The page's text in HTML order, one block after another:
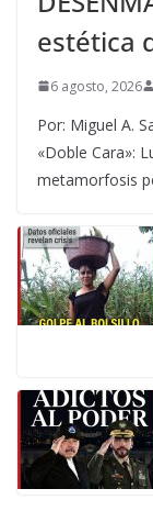
estética
6 agosto, 2026
Por: Miguel A.
«Doble Cara»:
metamorfosis